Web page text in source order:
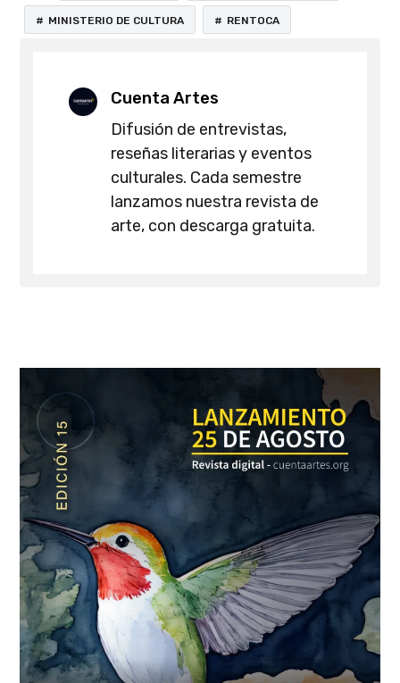
MINISTERIO DE CULTURA RENTOCA
Cuenta Artes
Difusión de entrevistas,
reseñas literarias y eventos
culturales. Cada semestre
lanzamos nuestra revista de
arte, con descarga gratuita.